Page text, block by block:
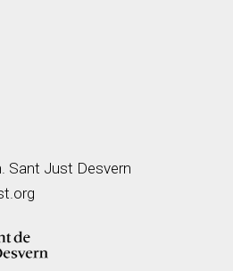
Sant Just Desvern